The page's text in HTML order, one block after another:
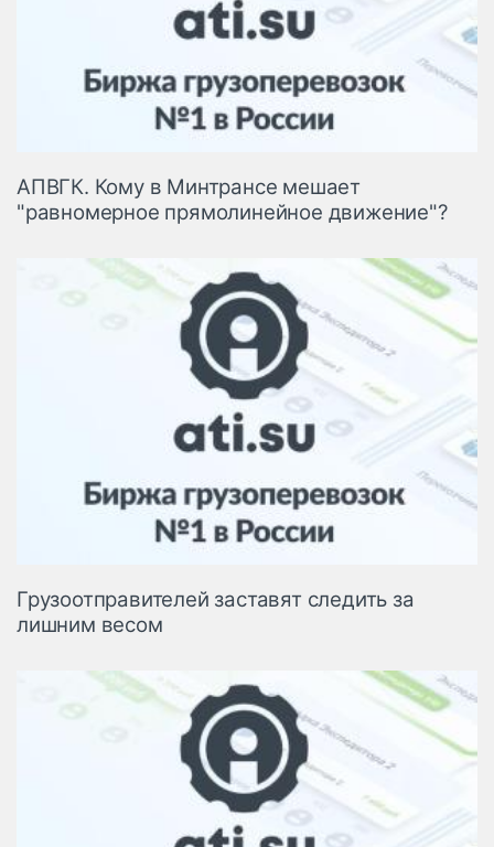
АПВГК. Кому в Минтрансе мешает
"равномерное прямолинейное движение"?
Грузоотправителей заставят следить за
лишним весом